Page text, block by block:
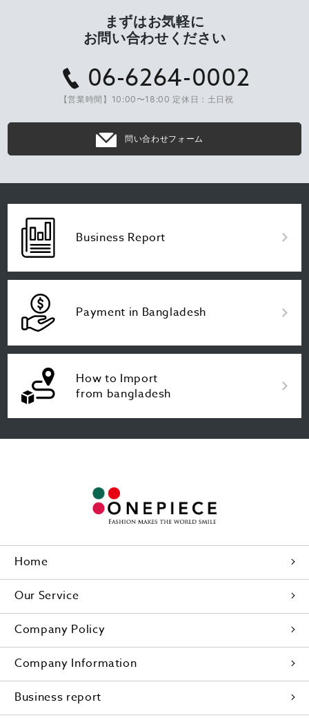
まずはお気軽に
お問い合わせください
06-6264-0002
【営業時間】10:00〜18:00 定休日：土日祝
問い合わせフォーム
Business Report
Payment in Bangladesh
How to Import
from bangladesh
Home
Our Service
Company Policy
Company Information
Business report